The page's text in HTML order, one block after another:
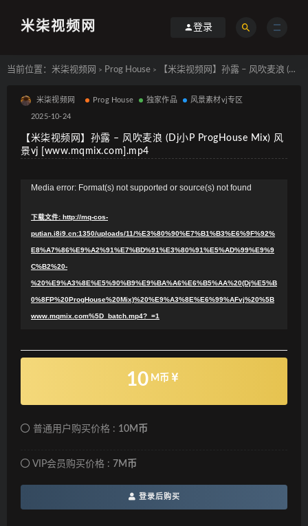
米柒视频网 登录
当前位置： 米柒视频网 > Prog House > 【米柒视频网】孙露 – 风吹麦浪 (Dj小P ProgHouse Mix) 风景vj [www.mqmix.com].mp4
米柒视频网 Prog House 独家作品 风景素材vj专区
2025-10-24
【米柒视频网】孙露 – 风吹麦浪 (Dj小P ProgHouse Mix) 风
景vj [www.mqmix.com].mp4
Media error: Format(s) not supported or source(s) not found
下载文件: http://mq-cos-
putian.i8i9.cn:1350/uploads/11/%E3%80%90%E7%B1%B3%E6%9F%92%
E8%A7%86%E9%A2%91%E7%BD%91%E3%80%91%E5%AD%99%E9%9
C%B2%20-
%20%E9%A3%8E%E5%90%B9%E9%BA%A6%E6%B5%AA%20(Dj%E5%B
0%8FP%20ProgHouse%20Mix)%20%E9%A3%8E%E6%99%AFvj%20%5B
www.mqmix.com%5D_batch.mp4?_=1
10 M币
普通用户购买价格 : 10M币
VIP会员购买价格 : 7M币
登录后购买